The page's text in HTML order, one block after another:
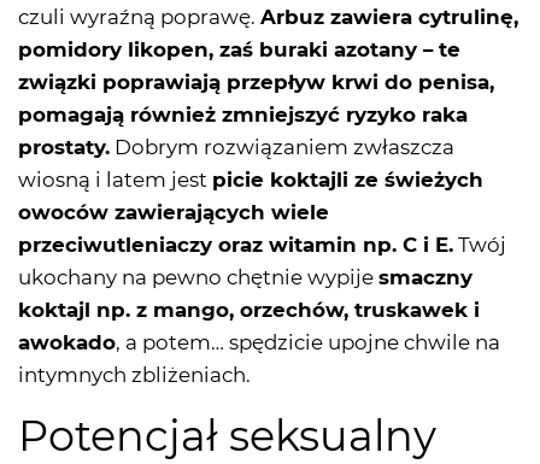
czuli wyraźną poprawę. Arbuz zawiera cytrulinę,
pomidory likopen, zaś buraki azotany – te
związki poprawiają przepływ krwi do penisa,
pomagają również zmniejszyć ryzyko raka
prostaty. Dobrym rozwiązaniem zwłaszcza
wiosną i latem jest picie koktajli ze świeżych
owoców zawierających wiele
przeciwutleniaczy oraz witamin np. C i E. Twój
ukochany na pewno chętnie wypije smaczny
koktajl np. z mango, orzechów, truskawek i
awokado, a potem… spędzicie upojne chwile na
intymnych zbliżeniach.
Potencjał seksualny